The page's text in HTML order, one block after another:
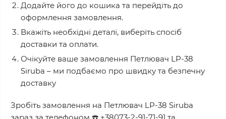
Додайте його до кошика та перейдіть до
оформлення замовлення.
Вкажіть необхідні деталі, виберіть спосіб
доставки та оплати.
Очікуйте ваше замовлення Петлювач LP-38
Siruba – ми подбаємо про швидку та безпечну
доставку
Зробіть замовлення на Петлювач LP-38 Siruba